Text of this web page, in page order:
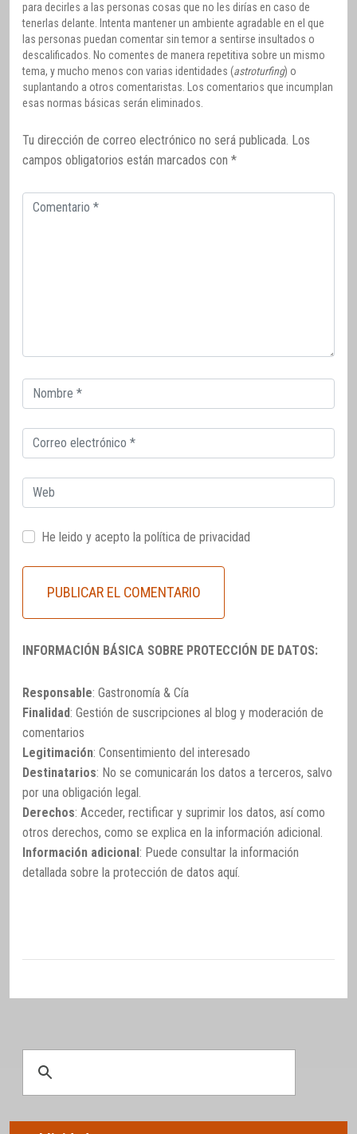
para decirles a las personas cosas que no les dirías en caso de
tenerlas delante. Intenta mantener un ambiente agradable en el que
las personas puedan comentar sin temor a sentirse insultados o
descalificados. No comentes de manera repetitiva sobre un mismo
tema, y mucho menos con varias identidades (astroturfing) o
suplantando a otros comentaristas. Los comentarios que incumplan
esas normas básicas serán eliminados.
Tu dirección de correo electrónico no será publicada. Los
campos obligatorios están marcados con *
Comentario
Correo
electrónico
Correo
electrónico
Web
He leido y acepto la política de privacidad
INFORMACIÓN BÁSICA SOBRE PROTECCIÓN DE DATOS:
Responsable: Gastronomía & Cía
Finalidad: Gestión de suscripciones al blog y moderación de
comentarios
Legitimación: Consentimiento del interesado
Destinatarios: No se comunicarán los datos a terceros, salvo
por una obligación legal.
Derechos: Acceder, rectificar y suprimir los datos, así como
otros derechos, como se explica en la información adicional.
Información adicional: Puede consultar la información
detallada sobre la protección de datos aquí.